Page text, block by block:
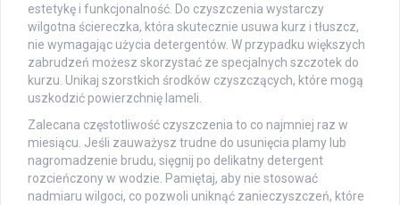
estetykę i funkcjonalność. Do czyszczenia wystarczy
wilgotna ściereczka, która skutecznie usuwa kurz i tłuszcz,
nie wymagając użycia detergentów. W przypadku większych
zabrudzeń możesz skorzystać ze specjalnych szczotek do
kurzu. Unikaj szorstkich środków czyszczących, które mogą
uszkodzić powierzchnię lameli.
Zalecana częstotliwość czyszczenia to co najmniej raz w
miesiącu. Jeśli zauważysz trudne do usunięcia plamy lub
nagromadzenie brudu, sięgnij po delikatny detergent
rozcieńczony w wodzie. Pamiętaj, aby nie stosować
nadmiaru wilgoci, co pozwoli uniknąć zanieczyszczeń, które